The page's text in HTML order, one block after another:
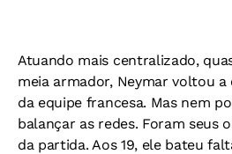
Atuando mais centralizado,
meia armador, Neymar voltou a
da equipe francesa. Mas nem
balançar as redes. Foram seus
da partida. Aos 19, ele bateu